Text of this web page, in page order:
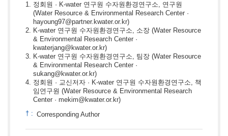
정회원 · K-water 연구원 수자원환경연구소, 연구원
(Water Resource & Environmental Research Center ·
hayoung97@partner.kwater.or.kr)
K-water 연구원 수자원환경연구소, 소장 (Water Resource
& Environmental Research Center ·
kwaterjang@kwater.or.kr)
K-water 연구원 수자원환경연구소, 팀장 (Water Resource
& Environmental Research Center ·
sukang@kwater.or.kr)
정회원 · 교신저자 · K-water 연구원 수자원환경연구소, 책
임연구원 (Water Resource & Environmental Research
Center · mekim@kwater.or.kr)
† : Corresponding Author